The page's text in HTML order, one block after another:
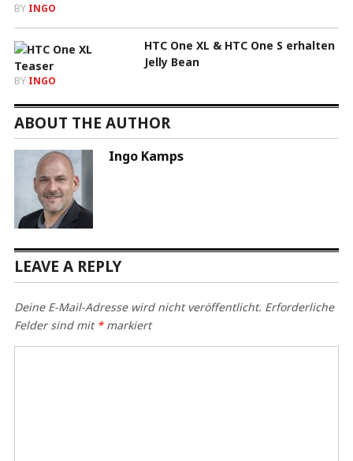
BY INGO
HTC One XL & HTC One S erhalten
Jelly Bean
BY INGO
ABOUT THE AUTHOR
Ingo Kamps
LEAVE A REPLY
Deine E-Mail-Adresse wird nicht veröffentlicht. Erforderliche
Felder sind mit *markiert